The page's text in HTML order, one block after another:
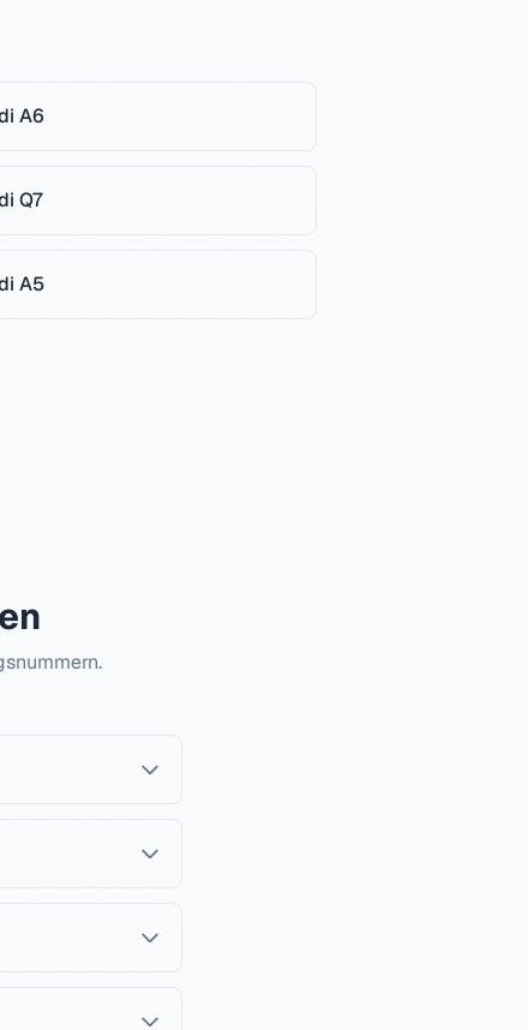
A6
Q7
A5